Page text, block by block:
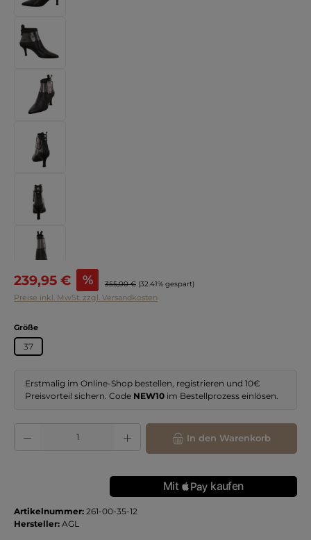
Verkaufspreis:
239,95 € % Regulärer Preis:
355,00 € (32.41% gespart)
Preise inkl. MwSt. zzgl. Versandkosten
Größeauswählen
37
Erstmalig im Online-Shop bestellen, registrieren und 10€
Preisvorteil sichern. Code NEW10 im Bestellprozess einlösen.
Produkt Anzahl: Gib den gewünschten Wert ein oder benutze die
In den Warenkorb
Artikelnummer: 261-00-35-12
Hersteller: AGL